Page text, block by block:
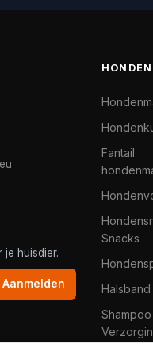
huisdier.
Aanmelden
HONDEN
Fantail
Snacks
Halsband
Shampoo